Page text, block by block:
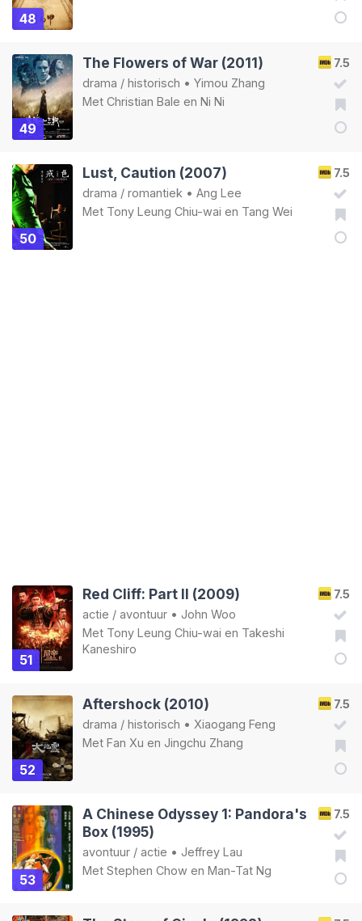
48
49
7.5
The Flowers of War (2011)
drama / historisch • Yimou Zhang
Met Christian Bale en Ni Ni
50
7.5
Lust, Caution (2007)
drama / romantiek • Ang Lee
Met Tony Leung Chiu-wai en Tang Wei
51
7.5
Red Cliff: Part II (2009)
actie / avontuur • John Woo
Met Tony Leung Chiu-wai en Takeshi
Kaneshiro
52
7.5
Aftershock (2010)
drama / historisch • Xiaogang Feng
Met Fan Xu en Jingchu Zhang
53
7.5
A Chinese Odyssey 1: Pandora's
Box (1995)
avontuur / actie • Jeffrey Lau
Met Stephen Chow en Man-Tat Ng